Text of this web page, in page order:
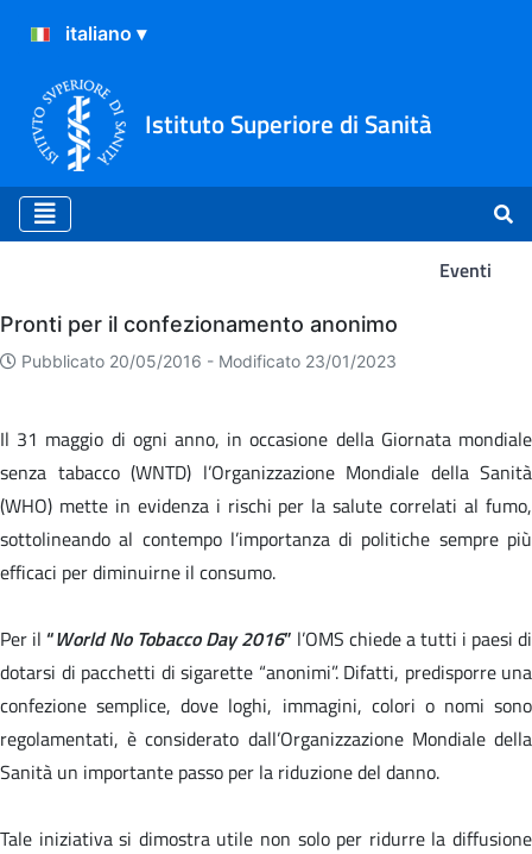
Istituto Superiore di Sanità
Eventi
Eventi
Pronti per il confezionamento anonimo
Pubblicato 20/05/2016 - Modificato 23/01/2023
Il 31 maggio di ogni anno, in occasione della Giornata mondiale
senza tabacco (WNTD) l’Organizzazione Mondiale della Sanità
(WHO) mette in evidenza i rischi per la salute correlati al fumo,
sottolineando al contempo l’importanza di politiche sempre più
efficaci per diminuirne il consumo.
Per il “World No Tobacco Day 2016” l’OMS chiede a tutti i paesi di
dotarsi di pacchetti di sigarette “anonimi”. Difatti, predisporre una
confezione semplice, dove loghi, immagini, colori o nomi sono
regolamentati, è considerato dall’Organizzazione Mondiale della
Sanità un importante passo per la riduzione del danno.
Tale iniziativa si dimostra utile non solo per ridurre la diffusione